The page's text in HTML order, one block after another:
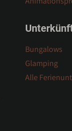
Bungalows
Glamping
Alle